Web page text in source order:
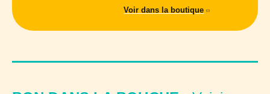
Voir dans la boutique